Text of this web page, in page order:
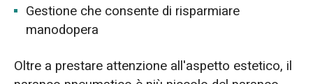
Gestione che consente di risparmiare
manodopera
Oltre a prestare attenzione all'aspetto estetico, il